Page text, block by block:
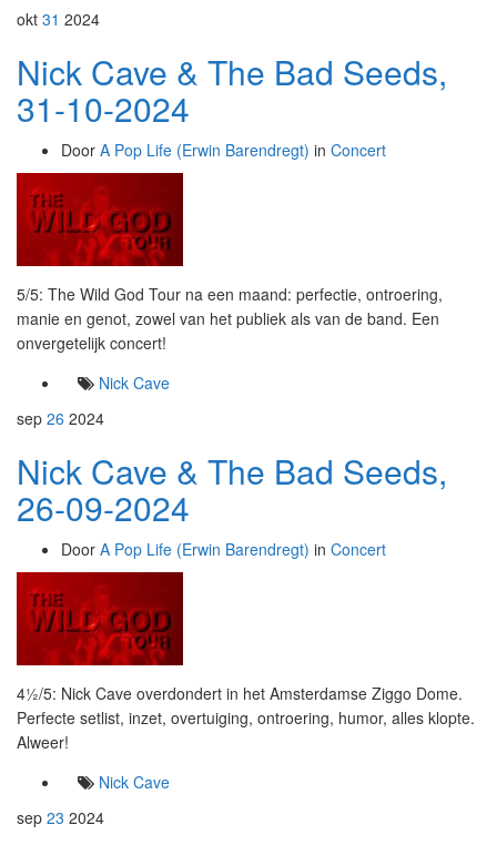
okt 31 2024
Nick Cave & The Bad Seeds,
31-10-2024
Door A Pop Life (Erwin Barendregt) in Concert
5/5: The Wild God Tour na een maand: perfectie, ontroering,
manie en genot, zowel van het publiek als van de band. Een
onvergetelijk concert!
Nick Cave
sep 26 2024
Nick Cave & The Bad Seeds,
26-09-2024
Door A Pop Life (Erwin Barendregt) in Concert
4½/5: Nick Cave overdondert in het Amsterdamse Ziggo Dome.
Perfecte setlist, inzet, overtuiging, ontroering, humor, alles klopte.
Alweer!
Nick Cave
sep 23 2024